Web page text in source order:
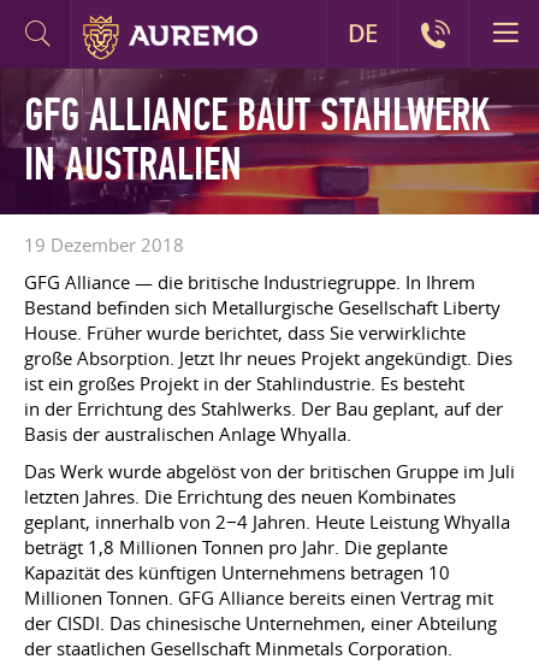
GFG ALLIANCE BAUT STAHLWERK
IN AUSTRALIEN
19 Dezember 2018
GFG Alliance — die britische Industriegruppe. In Ihrem
Bestand befinden sich Metallurgische Gesellschaft Liberty
House. Früher wurde berichtet, dass Sie verwirklichte
große Absorption. Jetzt Ihr neues Projekt angekündigt. Dies
ist ein großes Projekt in der Stahlindustrie. Es besteht
in der Errichtung des Stahlwerks. Der Bau geplant, auf der
Basis der australischen Anlage Whyalla.
Das Werk wurde abgelöst von der britischen Gruppe im Juli
letzten Jahres. Die Errichtung des neuen Kombinates
geplant, innerhalb von 2−4 Jahren. Heute Leistung Whyalla
beträgt 1,8 Millionen Tonnen pro Jahr. Die geplante
Kapazität des künftigen Unternehmens betragen 10
Millionen Tonnen. GFG Alliance bereits einen Vertrag mit
der CISDI. Das chinesische Unternehmen, einer Abteilung
der staatlichen Gesellschaft Minmetals Corporation.
DE